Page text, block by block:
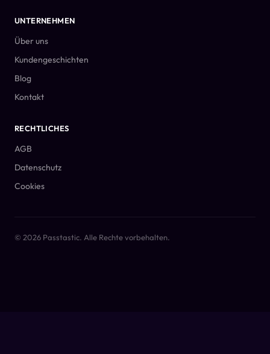
UNTERNEHMEN
Über uns
Kundengeschichten
Blog
Kontakt
RECHTLICHES
AGB
Datenschutz
Cookies
© 2026 Passtastic. Alle Rechte vorbehalten.